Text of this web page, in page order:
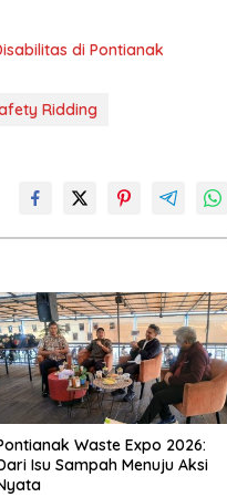
di Pontianak
Ridding
Waste Expo 2026:
Isu Sampah Menuju Aksi